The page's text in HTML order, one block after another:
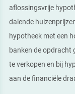
aflossingsvrije
dalende
hypotheek met een
banken de opdracht
te verkopen en bij
aan de financiële